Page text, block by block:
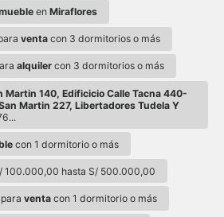
en Miraflores
venta con 3 dormitorios o más
alquiler con 3 dormitorios o más
Martin 140, Edificicio Calle Tacna 440-
Martin 227, Libertadores Tudela Y
con 1 dormitorio o más
100.000,00 hasta S/ 500.000,00
para venta con 1 dormitorio o más